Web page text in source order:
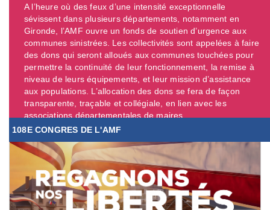
A l’heure où des feux d’une intensité exceptionnelle
sévissent dans plusieurs départements, notamment en
Gironde, l’AMF ouvre un fonds de soutien d’urgence aux
communes sinistrées. Les collectivités sont appelées à faire
des dons qui seront alloués aux communes touchées pour
permettre la continuité de leur fonctionnement, la remise à
niveau de leurs équipements, et leur mission d’assistance
aux populations. L’allocation des dons se fera de façon
transparente, traçable et collégiale, en lien avec les
associations départementales de maires. ...
108E CONGRES DE L'AMF